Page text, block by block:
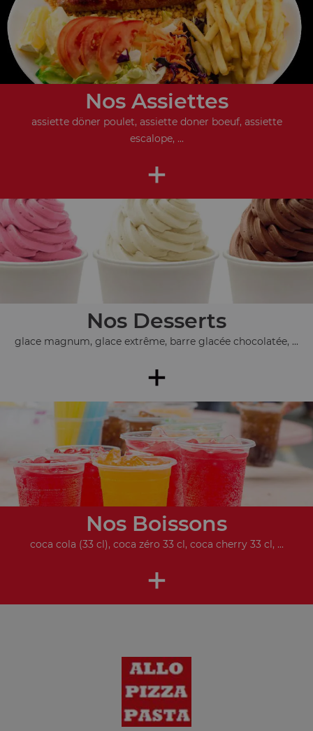
Nos Assiettes
assiette döner poulet, assiette doner boeuf, assiette
escalope, ...
+
Nos Desserts
glace magnum, glace extrême, barre glacée chocolatée, ...
+
Nos Boissons
coca cola (33 cl), coca zéro 33 cl, coca cherry 33 cl, ...
+